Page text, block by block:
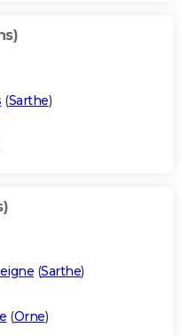
(Sarthe)
(Sarthe)
(Orne)